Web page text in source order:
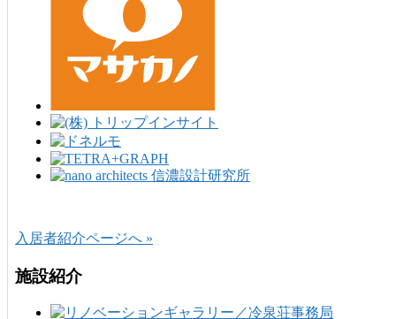
入居者紹介ページへ »
施設紹介